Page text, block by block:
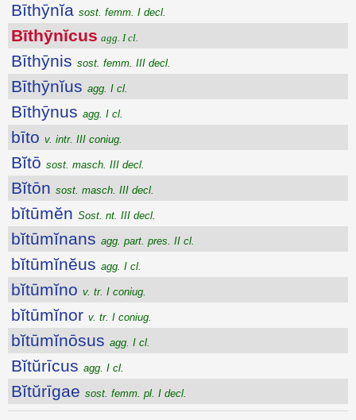
Bīthȳnĭa sost. femm. I decl.
Bīthȳnĭcus agg. I cl.
Bīthȳnis sost. femm. III decl.
Bīthȳnĭus agg. I cl.
Bīthȳnus agg. I cl.
bīto v. intr. III coniug.
Bĭtō sost. masch. III decl.
Bĭtōn sost. masch. III decl.
bĭtūmĕn Sost. nt. III decl.
bĭtūmĭnans agg. part. pres. II cl.
bĭtūmĭnĕus agg. I cl.
bĭtūmĭno v. tr. I coniug.
bĭtūmĭnor v. tr. I coniug.
bĭtūmĭnōsus agg. I cl.
Bĭtŭrīcus agg. I cl.
Bĭtŭrīgae sost. femm. pl. I decl.